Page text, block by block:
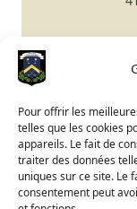
Pour offrir les
telles que les cookies
appareils. Le fait de
traiter des données
uniques sur ce site. Le
consentement peut